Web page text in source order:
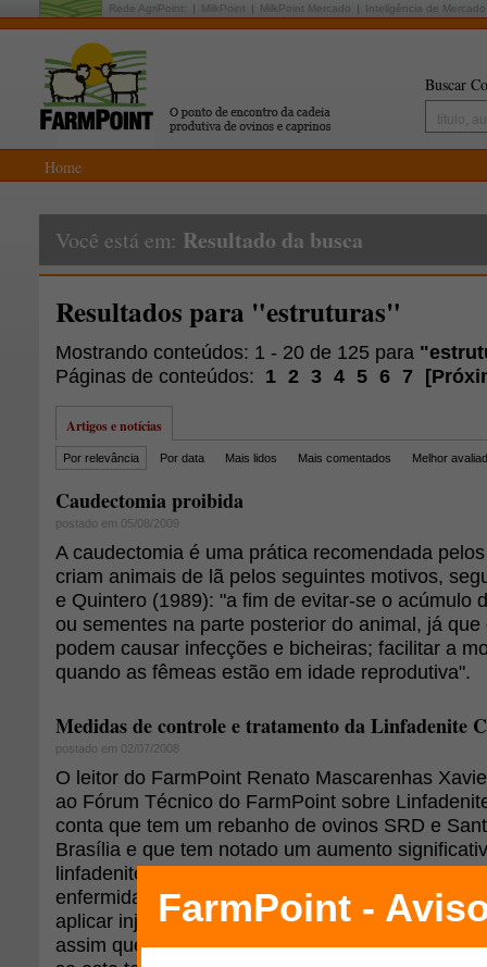
Rede AgriPoint: MilkPoint MilkPoint Mercado Inteligência de Mercado
Buscar
Home
Você está em: Resultado da busca
Resultados para "estruturas"
Mostrando conteúdos: 1 - 20 de 125 para
Páginas de conteúdos: 1 2 3 4 5 6 7 [
Artigos e notícias
Por relevância Por data Mais lidos Mais comentados Melhor
Caudectomia proibida
postado em 05/08/2009
A caudectomia é uma prática recomendada
criam animais de lã pelos seguintes motivos,
e Quintero (1989): "a fim de evitar-se o acúmulo
ou sementes na parte posterior do animal, já
podem causar infecções e bicheiras; facilitar a
quando as fêmeas estão em idade reprodutiva".
Medidas de controle e tratamento da Linfadenite
postado em 02/07/2008
O leitor do FarmPoint Renato Mascarenhas
ao Fórum Técnico do FarmPoint sobre
conta que tem um rebanho de ovinos SRD e
Brasília e que tem notado um aumento
linfadenite. Foi aconselhado a mudar o protocolo
enfermidade, em vez da drenagem dos
aplicar injeções de solução de formol a 10%
assim que começarem a aumentar de tamanho.